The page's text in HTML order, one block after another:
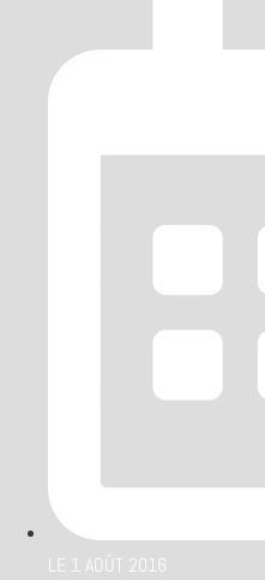
LE 1 AOÛT 2016